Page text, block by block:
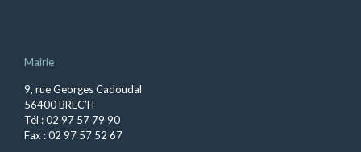
Mairie
9, rue Georges Cadoudal
56400 BREC’H
Tél : 02 97 57 79 90
Fax : 02 97 57 52 67